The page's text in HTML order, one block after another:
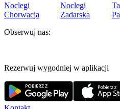
Noclegi
Chorwacja
Noclegi
Zadarska
Obserwuj nas:
Rezerwuj wygodniej w aplikacji